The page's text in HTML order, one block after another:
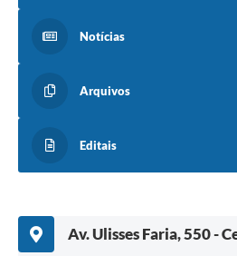
Notícias
Arquivos
Editais
Av. Ulisses Faria, 550 -